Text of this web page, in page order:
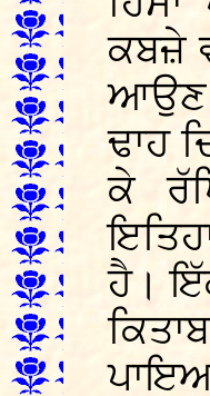
ਕਬਜ਼ੇ
ਆਉਣ
ਢਾਹ
ਕੇ
ਹੈ।